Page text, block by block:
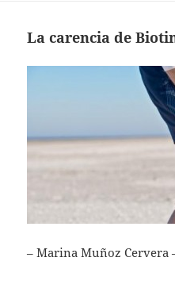
La carencia de
– Marina Muñoz Cervera